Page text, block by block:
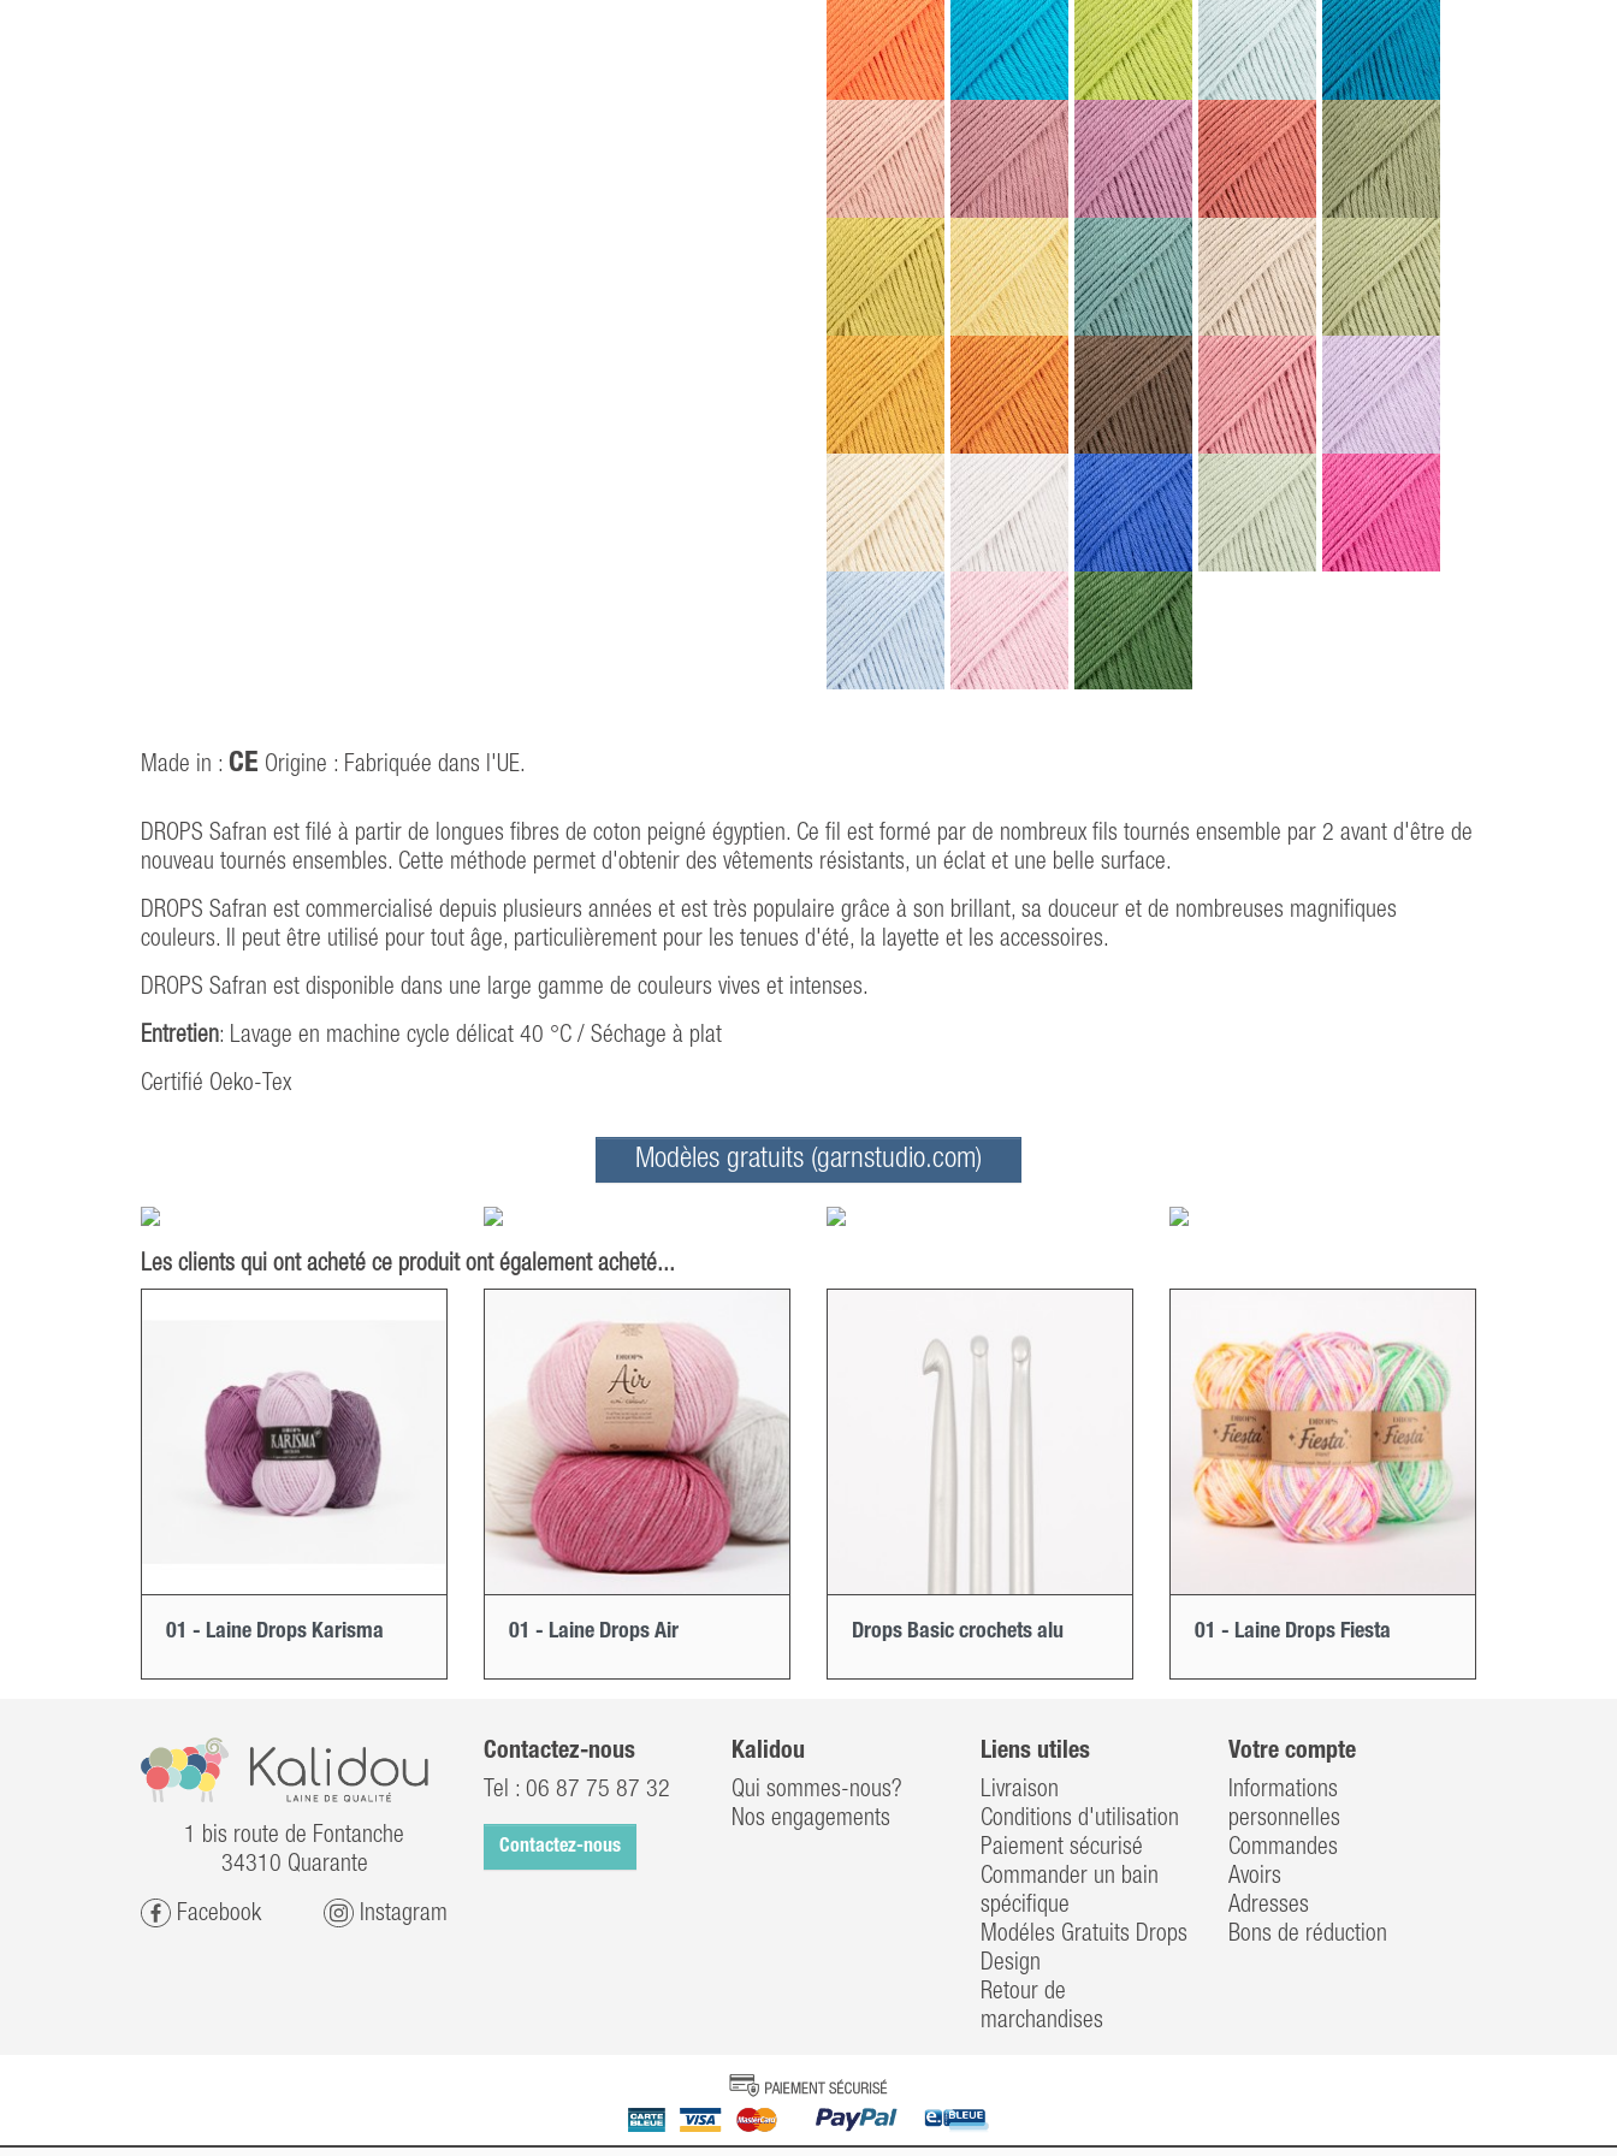
Made in : CE Origine : Fabriquée dans l'UE.
DROPS Safran est filé à partir de longues fibres de coton peigné égyptien. Ce fil est formé par de nombreux fils tournés ensemble par 2 avant d'être de
nouveau tournés ensembles. Cette méthode permet d'obtenir des vêtements résistants, un éclat et une belle surface.
DROPS Safran est commercialisé depuis plusieurs années et est très populaire grâce à son brillant, sa douceur et de nombreuses magnifiques
couleurs. Il peut être utilisé pour tout âge, particulièrement pour les tenues d'été, la layette et les accessoires.
DROPS Safran est disponible dans une large gamme de couleurs vives et intenses.
Entretien: Lavage en machine cycle délicat 40 °C / Séchage à plat
Certifié Oeko-Tex
Modèles gratuits (garnstudio.com)
Les clients qui ont acheté ce produit ont également acheté...
01 - Laine Drops Karisma 01 - Laine Drops Air Drops Basic crochets alu 01 - Laine Drops Fiesta
1 bis route de Fontanche
34310 Quarante
Facebook Instagram
Contactez-nous
Tel : 06 87 75 87 32
Contactez-nous
Kalidou
Qui sommes-nous?
Nos engagements
Liens utiles
Livraison
Conditions d'utilisation
Paiement sécurisé
Commander un bain
spécifique
Modéles Gratuits Drops
Design
Retour de
marchandises
Votre compte
Informations
personnelles
Commandes
Avoirs
Adresses
Bons de réduction